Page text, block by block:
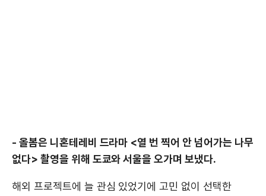
- 올봄은 니혼테레비 드라마 <열 번 찍어 안 넘어가는 나무
없다> 촬영을 위해 도쿄와 서울을 오가며 보냈다.
해외 프로젝트에 늘 관심 있었기에 고민 없이 선택한